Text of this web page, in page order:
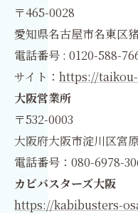
〒465-0028
愛知県名古屋市名東区
電話番号 : 0120-588-
サイト： https://
大阪営業所
〒532-0003
大阪府大阪市淀川区宮
電話番号：080-6978-
カビバスターズ大阪
https://kabibusters-